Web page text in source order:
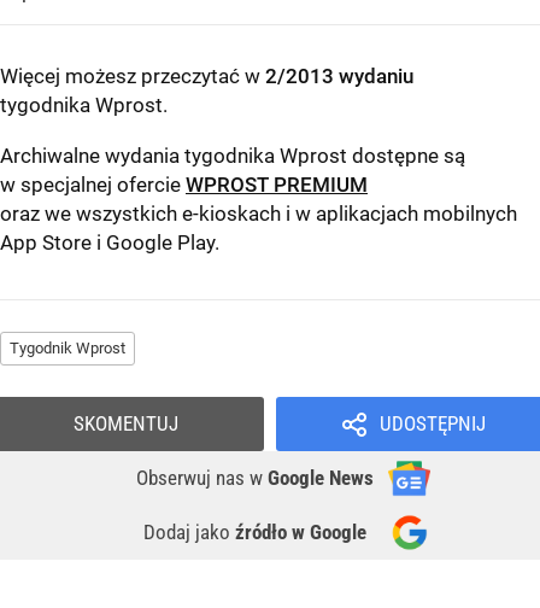
Więcej możesz przeczytać w 2/2013 wydaniu
tygodnika Wprost.
Archiwalne wydania tygodnika Wprost dostępne są
w specjalnej ofercie WPROST PREMIUM
oraz we wszystkich e-kioskach i w aplikacjach mobilnych
App Store i Google Play.
Tygodnik Wprost
UDOSTĘPNIJ
Obserwuj nas w Google News
Dodaj jako źródło w Google
SKOMENTUJ